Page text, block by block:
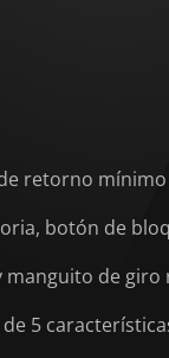
retorno mínimo
botón de
manguito de
5